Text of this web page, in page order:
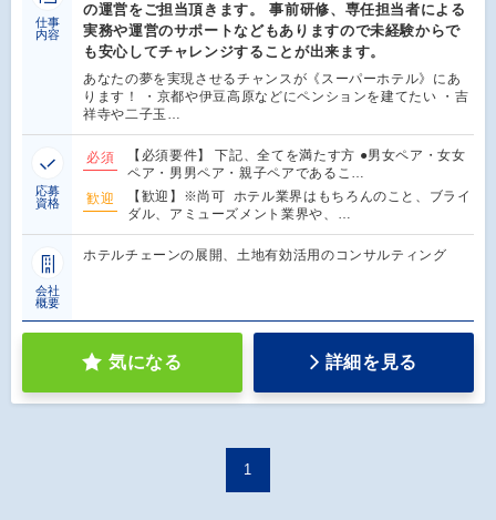
仕事
内容
の運営をご担当頂きます。 事前研修、専任担当者による
実務や運営のサポートなどもありますので未経験からで
も安心してチャレンジすることが出来ます。
あなたの夢を実現させるチャンスが《スーパーホテル》にあ
ります！ ・京都や伊豆高原などにペンションを建てたい ・吉
祥寺や二子玉…
応募
資格
必須
【必須要件】 下記、全てを満たす方 ●男女ペア・女女
ペア・男男ペア・親子ペアであるこ…
歓迎
【歓迎】※尚可 ホテル業界はもちろんのこと、ブライ
ダル、アミューズメント業界や、…
会社
概要
ホテルチェーンの展開、土地有効活用のコンサルティング
気になる 詳細を見る
1